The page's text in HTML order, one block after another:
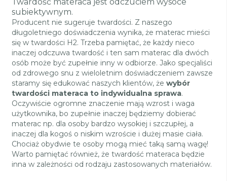
subiektywnym.
Producent nie sugeruje twardości. Z naszego
długoletniego doświadczenia wynika, że materac mieści
się w twardości H2. Trzeba pamiętać, że każdy nieco
inaczej odczuwa twardość i ten sam materac dla dwóch
osób może być zupełnie inny w odbiorze. Jako specjaliści
od zdrowego snu z wieloletnim doświadczeniem zawsze
staramy się edukować naszych klientów, że wybór
twardości materaca to indywidualna sprawa.
Oczywiście ogromne znaczenie mają wzrost i waga
użytkownika, bo zupełnie inaczej będziemy dobierać
materac np. dla osoby bardzo wysokiej i szczupłej, a
inaczej dla kogoś o niskim wzroście i dużej masie ciała.
Chociaż obydwie te osoby mogą mieć taką samą wagę!
Warto pamiętać również, że twardość materaca będzie
inna w zależności od rodzaju zastosowanych materiałów.